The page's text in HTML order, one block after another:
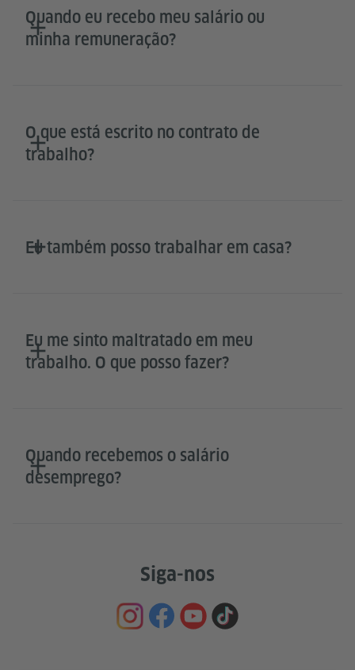
Quando eu recebo meu salário ou
minha remuneração?
O que está escrito no contrato de
trabalho?
Eu também posso trabalhar em casa?
Eu me sinto maltratado em meu
trabalho. O que posso fazer?
Quando recebemos o salário
desemprego?
Siga-nos